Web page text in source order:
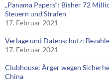
„Panama Papers“: Bisher 72
Steuern und Strafen
17. Februar 2021
Verlage und Datenschutz:
17. Februar 2021
Clubhouse: Ärger wegen
China